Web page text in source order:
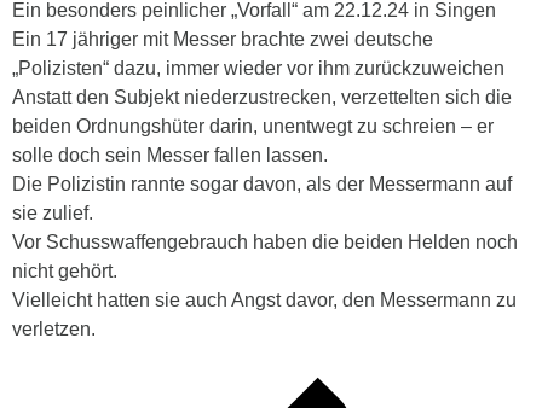
Ein besonders peinlicher „Vorfall“ am 22.12.24 in Singen
Ein 17 jähriger mit Messer brachte zwei deutsche
„Polizisten“ dazu, immer wieder vor ihm zurückzuweichen
Anstatt den Subjekt niederzustrecken, verzettelten sich die
beiden Ordnungshüter darin, unentwegt zu schreien – er
solle doch sein Messer fallen lassen.
Die Polizistin rannte sogar davon, als der Messermann auf
sie zulief.
Vor Schusswaffengebrauch haben die beiden Helden noch
nicht gehört.
Vielleicht hatten sie auch Angst davor, den Messermann zu
verletzen.